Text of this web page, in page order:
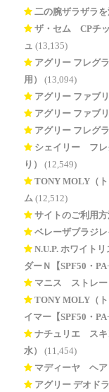
二の腕ザラザラ
ザ・セム CPチ
ュ (13,135)
アグリー フレグ
用）
(13,094)
アグリー ファブ
アグリー ファブ
アグリー フレグ
シェイリー フレ
り）
(12,549)
TONY MOLY（
ム (12,512)
サイトのご利用方
ベレーザブラジ
N.U.P. ホワイト
ダーＮ【SPF50・
マニス ストレ
TONY MOLY（
イマー【SPF50・
ナチュリエ スキ
水）
(11,454)
マディーヤ ヘア
アグリー デオド